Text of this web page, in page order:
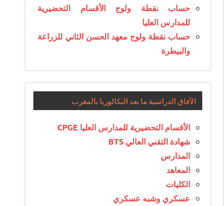
حساب نقطة ولوج الأقسام التحضيرية
للمدارس العليا
حساب نقطة ولوج معهد الحسن الثاني للزراعة
والبيطرة
الآفاق الدراسية ما بعد البكالوريا بالمغرب
الأقسام التحضيرية للمدارس العليا CPGE
شهادة التقني العالي BTS
المدارس
المعاهد
الكليات
عسكري وشبه عسكري